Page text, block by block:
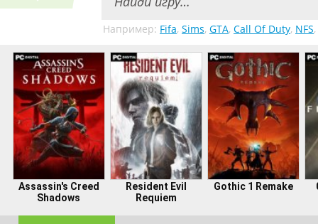
Например: Fifa, Sims, GTA, Call Of Duty, NFS,
Assassin's Creed
Shadows
Resident Evil
Requiem
Gothic 1 Remake